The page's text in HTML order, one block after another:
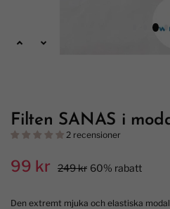
Filten SANAS i
2 recensioner
99 kr 249 kr 60% rabatt
Den extremt mjuka och elastiska